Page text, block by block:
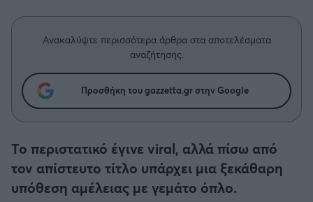
Άρης
ΟΦΗ
Ατρόμητος Αθηνών
Μια Ιστορία από την Πόλη
Ανακαλύψτε περισσότερα άρθρα στα αποτελέσματα
αναζήτησης.
Προσθήκη του gazzetta.gr στην Google
Το περιστατικό έγινε viral, αλλά πίσω από
τον απίστευτο τίτλο υπάρχει μια ξεκάθαρη
υπόθεση αμέλειας με γεμάτο όπλο.